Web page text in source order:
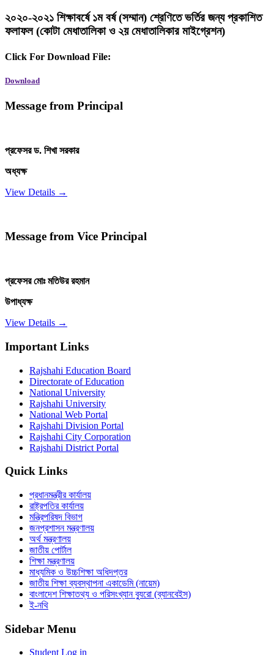
২০২০-২০২১ শিক্ষাবর্ষে ১ম বর্ষ (সম্মান) শ্রেণিতে ভর্তির জন্য প্রকাশিত
ফলাফল (কোটা মেধাতালিকা ও ২য় মেধাতালিকার মাইগ্রেশন)
Click For Download File:
Download
Message from Principal
প্রফেসর ড. শিখা সরকার
অধ্যক্ষ
View Details →
Message from Vice Principal
প্রফেসর মোঃ মতিউর রহমান
উপাধ্যক্ষ
View Details →
Important Links
Rajshahi Education Board
Directorate of Education
National University
Rajshahi University
National Web Portal
Rajshahi Division Portal
Rajshahi City Corporation
Rajshahi District Portal
Quick Links
প্রধানমন্ত্রীর কার্যালয়
রাষ্ট্রপতির কার্যালয়
মন্ত্রিপরিষদ বিভাগ
জনপ্রশাসন মন্ত্রণালয়
অর্থ মন্ত্রণালয়
জাতীয় পোর্টাল
শিক্ষা মন্ত্রণালয়
মাধ্যমিক ও উচ্চশিক্ষা অধিদপ্তর
জাতীয় শিক্ষা ব্যবস্থাপনা একাডেমি (নায়েম)
বাংলাদেশ শিক্ষাতথ্য ও পরিসংখ্যান ব্যুরো (ব্যানবেইস)
ই-নথি
Sidebar Menu
Student Log in